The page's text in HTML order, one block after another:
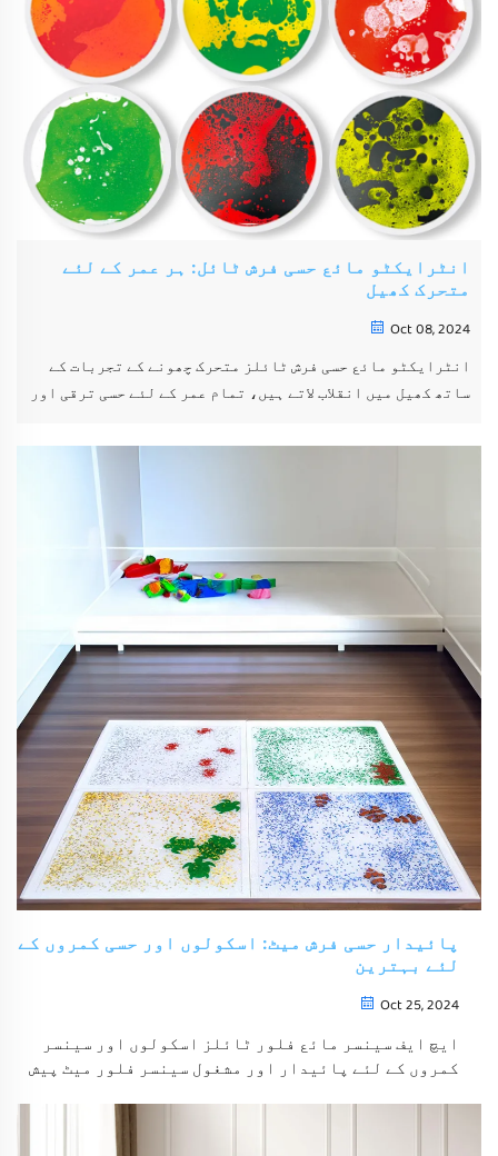
انٹرایکٹو مائع حسی فرش ٹائل: ہر عمر کے لئے
متحرک کھیل
Oct 08, 2024
انٹرایکٹو مائع حسی فرش ٹائلز متحرک چھونے کے تجربات کے
ساتھ کھیل میں انقلاب لاتے ہیں، تمام عمر کے لئے حسی ترقی اور
Liquid Floor Tiles ملاحظہ کریں۔
پائیدار حسی فرش میٹ: اسکولوں اور حسی کمروں کے
لئے بہترین
Oct 25, 2024
ایچ ایف سینسر مائع فلور ٹائلز اسکولوں اور سینسر
کمروں کے لئے پائیدار اور مشغول سینسر فلور میٹ پیش
ساتھ ڈیزائن کیا گیا ہے، بچوں کے لیے ایک محرک اور